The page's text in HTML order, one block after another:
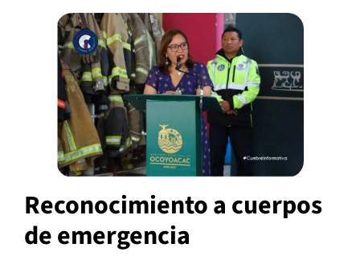
Reconocimiento a cuerpos
de emergencia